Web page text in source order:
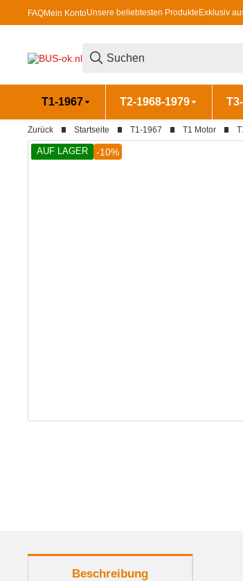
FAQMein KontoUnsere beliebtesten Produkte Exklusiv
T1-1967 T2-1968-1979
Zurück Startseite T1-1967 T1 Motor
AUF LAGER -10%
Beschreibung